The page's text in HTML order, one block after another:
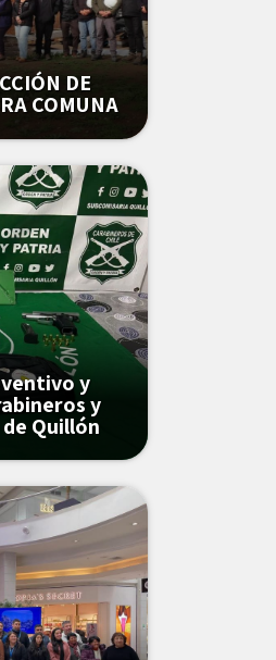
DE
COMUNA
y
y
Quillón